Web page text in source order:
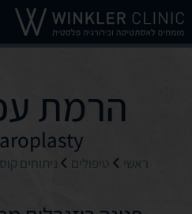
הרמת
ראשי טיפולים ניתוחים